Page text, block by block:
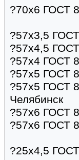
?70х6 ГОСТ
?57х3,5
?57х4,5
?57х4 ГОСТ
?57х5 ГОСТ
?57х5 ГОСТ
Челябинск
?57х6 ГОСТ
?57х6 ГОСТ
?25х4,5